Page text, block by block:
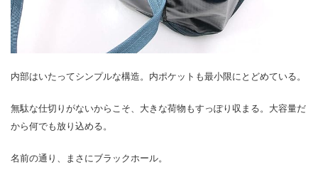
内部はいたってシンプルな構造。内ポケットも最小限にとどめている。
無駄な仕切りがないからこそ、大きな荷物もすっぽり収まる。大容量だ
から何でも放り込める。
名前の通り、まさにブラックホール。